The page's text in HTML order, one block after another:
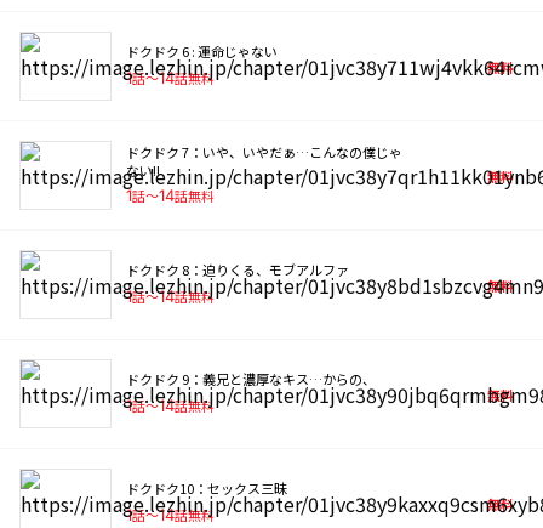
ドクドク 6 : 運命じゃない
1話〜14話無料
無料
ドクドク 7：いや、いやだぁ…こんなの僕じゃ
ない!!
1話〜14話無料
無料
ドクドク 8：迫りくる、モブアルファ
1話〜14話無料
無料
ドクドク 9：義兄と濃厚なキス…からの、
1話〜14話無料
無料
ドクドク10：セックス三昧
1話〜14話無料
無料